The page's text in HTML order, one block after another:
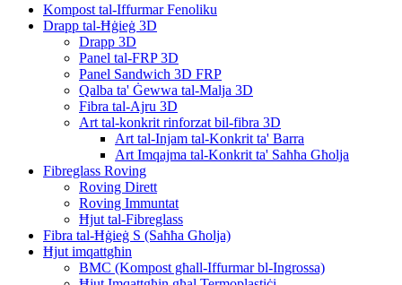
Kompost tal-Iffurmar Fenoliku
Drapp tal-Ħġieġ 3D
Drapp 3D
Panel tal-FRP 3D
Panel Sandwich 3D FRP
Qalba ta' Ġewwa tal-Malja 3D
Fibra tal-Ajru 3D
Art tal-konkrit rinforzat bil-fibra 3D
Art tal-Injam tal-Konkrit ta' Barra
Art Imqajma tal-Konkrit ta' Saħħa Għolja
Fibreglass Roving
Roving Dirett
Roving Immuntat
Ħjut tal-Fibreglass
Fibra tal-Ħġieġ S (Saħħa Għolja)
Ħjut imqattgħin
BMC (Kompost għall-Iffurmar bl-Ingrossa)